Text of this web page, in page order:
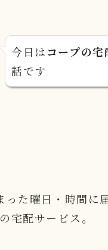
今日はコープの宅
話です
った曜日・時間に
の宅配サービス。